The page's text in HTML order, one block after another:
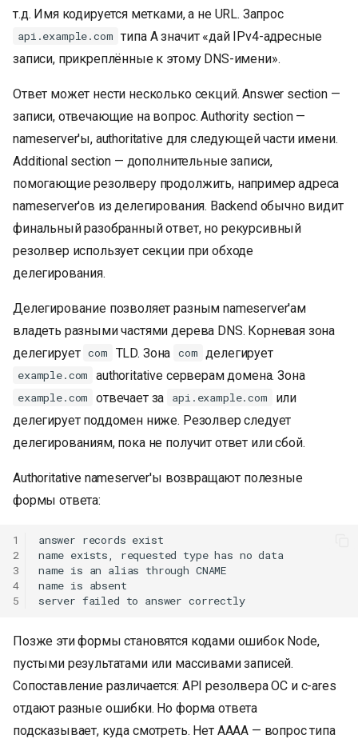
т.д. Имя кодируется метками, а не URL. Запрос
api.example.com типа A значит «дай IPv4-адресные
записи, прикреплённые к этому DNS-имени».
Ответ может нести несколько секций. Answer section —
записи, отвечающие на вопрос. Authority section —
nameserver'ы, authoritative для следующей части имени.
Additional section — дополнительные записи,
помогающие резолверу продолжить, например адреса
nameserver'ов из делегирования. Backend обычно видит
финальный разобранный ответ, но рекурсивный
резолвер использует секции при обходе
делегирования.
Делегирование позволяет разным nameserver'ам
владеть разными частями дерева DNS. Корневая зона
делегирует com TLD. Зона com делегирует
example.com authoritative серверам домена. Зона
example.com отвечает за api.example.com
или
делегирует поддомен ниже. Резолвер следует
делегированиям, пока не получит ответ или сбой.
Authoritative nameserver'ы возвращают полезные
формы ответа:
1
2
3
4
5
answer records exist
name exists, requested type has no data
name is an alias through CNAME
name is absent
server failed to answer correctly
Позже эти формы становятся кодами ошибок Node,
пустыми результатами или массивами записей.
Сопоставление различается: API резолвера ОС и c-ares
отдают разные ошибки. Но форма ответа
подсказывает, куда смотреть. Нет AAAA — вопрос типа